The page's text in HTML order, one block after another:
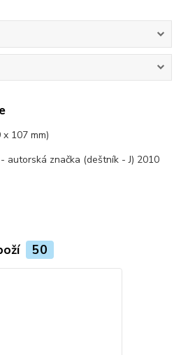
107 mm)
autorská značka (deštník - J) 2010
50